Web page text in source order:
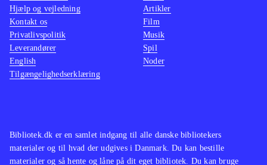
Bibliotek.dk er en samlet indgang til alle danske bibliotekers
materialer og til hvad der udgives i Danmark. Du kan bestille
materialer og så hente og låne på dit eget bibliotek. Du kan bruge
Hjælp og vejledning
Kontakt os
Privatlivspolitik
Leverandører
English
Tilgængelighedserklæring
Artikler
Film
Musik
Spil
Noder